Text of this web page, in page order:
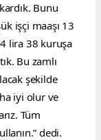
Bunu
işçi maaşı 13
lira 38 kuruşa
Bu zamlı
şekilde
iyi olur ve
Tüm
dedi.